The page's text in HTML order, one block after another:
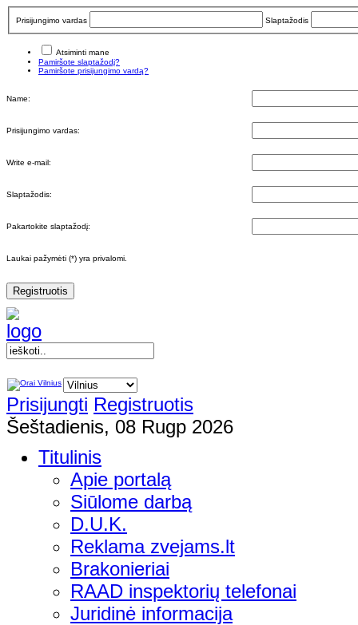
Prisijungimo vardas Slaptažodis
Atsiminti mane
Pamiršote slaptažodį?
Pamiršote prisijungimo vardą?
Name:
Prisijungimo vardas:
Write e-mail:
Slaptažodis:
Pakartokite slaptažodį:
Laukai pažymėti (*) yra privalomi.
Registruotis
Prisijungti Registruotis
Šeštadienis, 08 Rugp 2026
Titulinis
Apie portalą
Siūlome darbą
D.U.K.
Reklama zvejams.lt
Brakonieriai
RAAD inspektorių telefonai
Juridinė informacija